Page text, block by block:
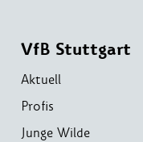
VfB Stuttgart
Aktuell
Profis
Junge Wilde